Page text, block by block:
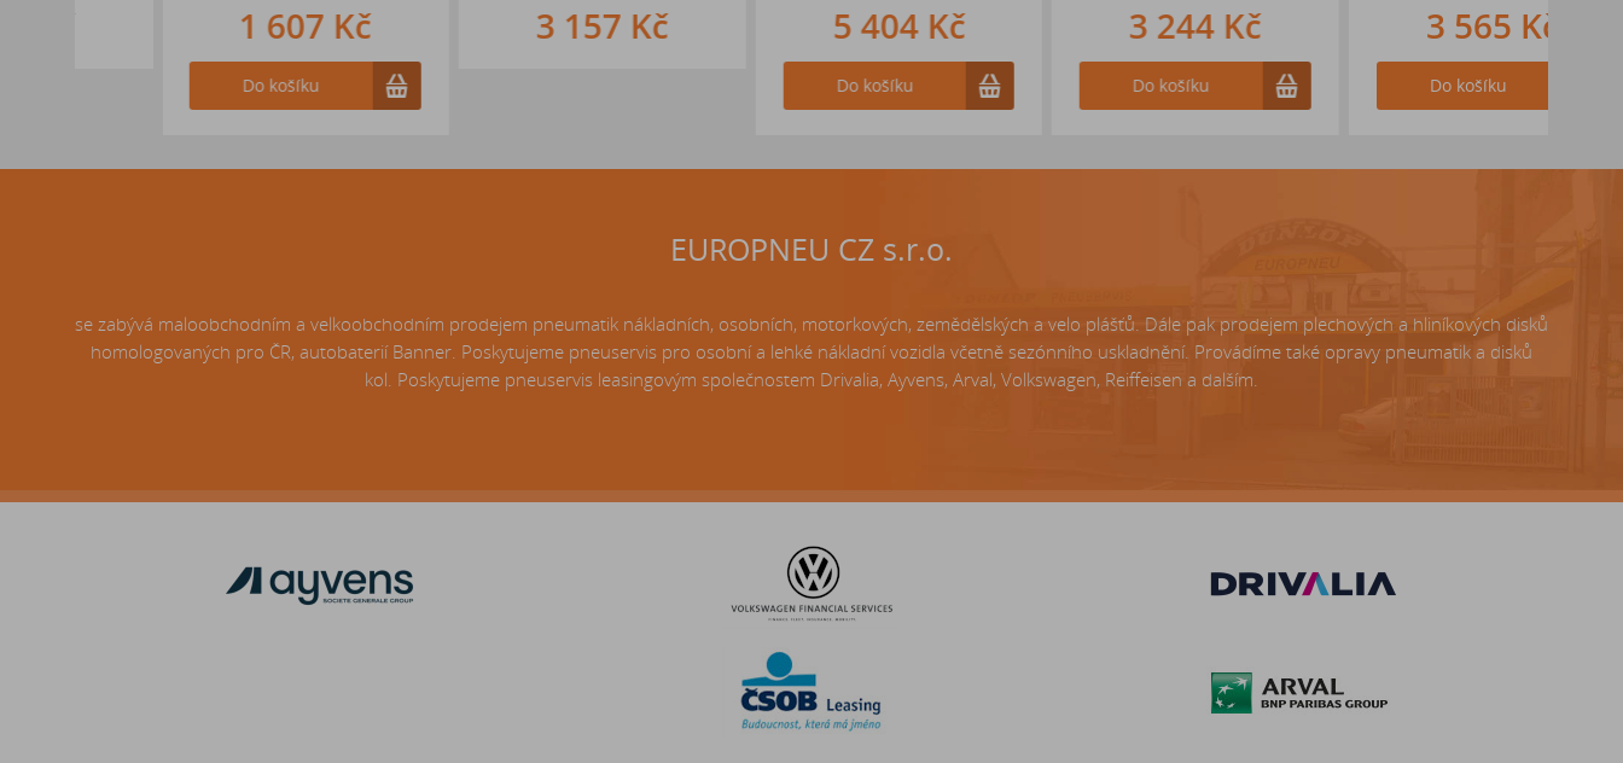
1 607 Kč 3 157 Kč 5 404 Kč 3 244 Kč 3 565 Kč
EUROPNEU CZ s.r.o.
se zabývá maloobchodním a velkoobchodním prodejem pneumatik nákladních, osobních, motorkových, zemědělských a velo plášťů. Dále pak prodejem plechových a hliníkových disků
homologovaných pro ČR, autobaterií Banner. Poskytujeme pneuservis pro osobní a lehké nákladní vozidla včetně sezónního uskladnění. Provádíme také opravy pneumatik a disků
kol. Poskytujeme pneuservis leasingovým společnostem Drivalia, Ayvens, Arval, Volkswagen, Reiffeisen a dalším.